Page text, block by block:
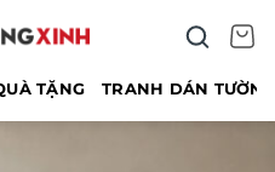
TẶNG TRANH DÁN